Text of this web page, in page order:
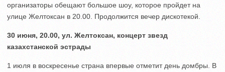
организаторы обещают большое шоу, которое пройдет на
улице Желтоксан в 20.00. Продолжится вечер дискотекой.
30 июня, 20.00, ул. Желтоксан, концерт звезд
казахстанской эстрады
1 июля в воскресенье страна впервые отметит день домбры. В